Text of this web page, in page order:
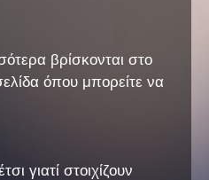
βρίσκονται στο
όπου μπορείτε να
γιατί στοιχίζουν